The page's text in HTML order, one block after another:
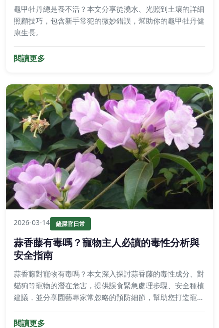
龜甲牡丹總是養不活？本文分享從澆水、光照到土壤的詳細
照顧技巧，包含新手常犯的微妙錯誤，幫助你的龜甲牡丹健
康生長。
閱讀更多
2026-03-14 鏟屎官日常
蒜香藤有毒嗎？寵物主人必讀的毒性分析與
安全指南
蒜香藤對寵物有毒嗎？本文深入探討蒜香藤的毒性成分、對
貓狗等寵物的潛在危害，提供誤食緊急處理步驟、安全種植
建議，並分享園藝專家常忽略的預防細節，幫助您打造寵物
友善的居家環境。
閱讀更多